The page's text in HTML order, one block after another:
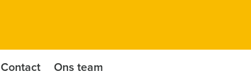
Contact Ons team